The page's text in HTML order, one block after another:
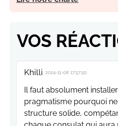
VOS
Khilli 2024-11-08 17:57:50
Il faut absolument
pragmatisme pourquoi
structure solide,